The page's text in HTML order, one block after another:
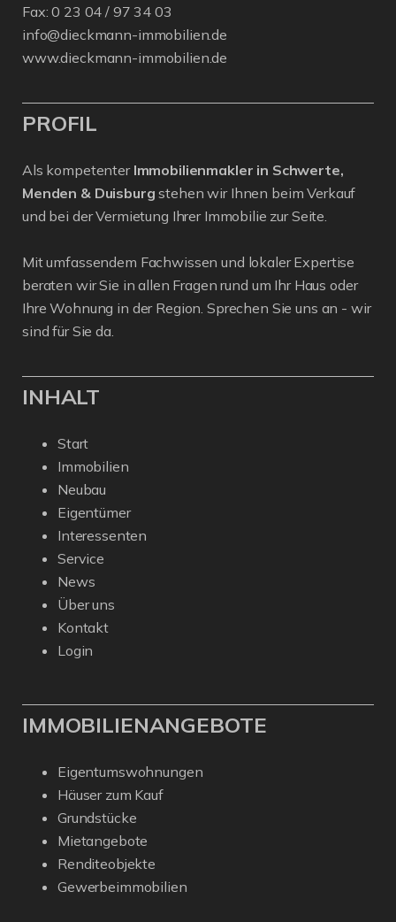
Fax: 0 23 04 / 97 34 03
info@dieckmann-immobilien.de
www.dieckmann-immobilien.de
PROFIL
Als kompetenter Immobilienmakler in Schwerte,
Menden & Duisburg stehen wir Ihnen beim Verkauf
und bei der Vermietung Ihrer Immobilie zur Seite.
Mit umfassendem Fachwissen und lokaler Expertise
beraten wir Sie in allen Fragen rund um Ihr Haus oder
Ihre Wohnung in der Region. Sprechen Sie uns an - wir
sind für Sie da.
INHALT
Start
Immobilien
Neubau
Eigentümer
Interessenten
Service
News
Über uns
Kontakt
Login
IMMOBILIENANGEBOTE
Eigentumswohnungen
Häuser zum Kauf
Grundstücke
Mietangebote
Renditeobjekte
Gewerbeimmobilien